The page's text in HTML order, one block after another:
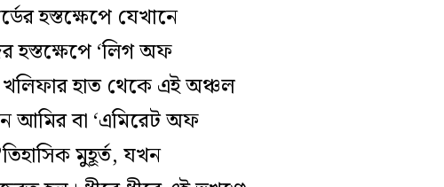
হস্তক্ষেপে যেখানে
হস্তক্ষেপে ‘লিগ অফ
খলিফার হাত থেকে এই অঞ্চল
আমির বা ‘এমিরেট অফ
মুহূর্ত, যখন